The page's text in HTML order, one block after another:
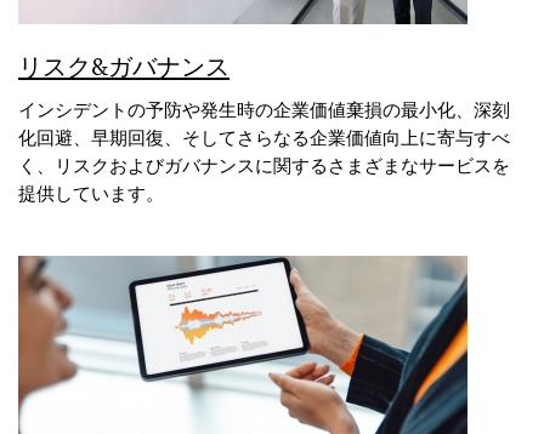
リスク&ガバナンス
インシデントの予防や発生時の企業価値棄損の最小化、深刻
化回避、早期回復、そしてさらなる企業価値向上に寄与すべ
く、リスクおよびガバナンスに関するさまざまなサービスを
提供しています。